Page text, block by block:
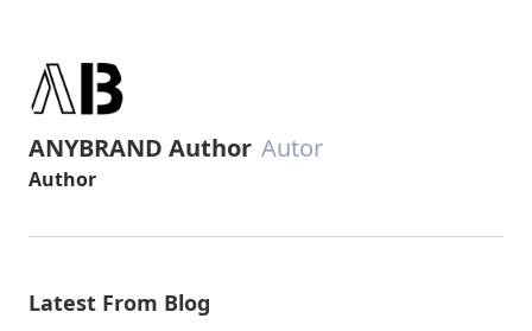
ANYBRAND Author Autor
Author
Latest From Blog